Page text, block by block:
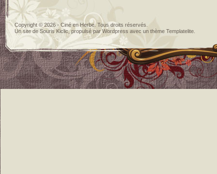
Copyright © 2026 - Ciné en Herbe. Tous droits réservés.
Un site de Souris Kiclic, propulsé parWordpress avec un thème Templatelite